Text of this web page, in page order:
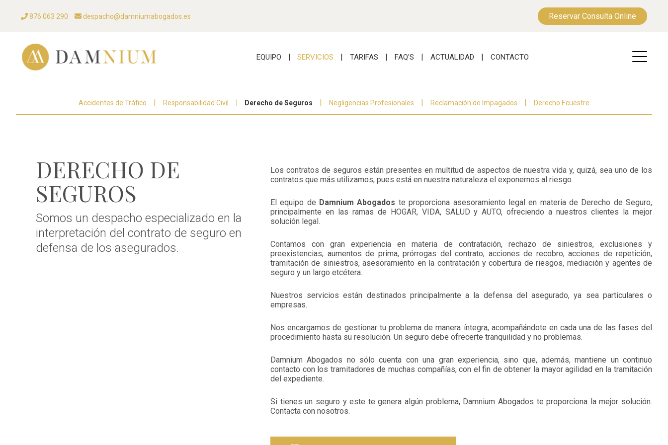
876 063 290 despacho@damniumabogados.es Reservar Consulta Online
EQUIPO SERVICIOS TARIFAS FAQ'S ACTUALIDAD CONTACTO
Accidentes de Tráfico Responsabilidad Civil Derecho de Seguros Negligencias Profesionales Reclamación de Impagados Derecho Ecuestre
DERECHO DE
SEGUROS
Somos un despacho especializado en la
interpretación del contrato de seguro en
defensa de los asegurados.
Los contratos de seguros están presentes en multitud de aspectos de nuestra vida y, quizá, sea uno de los
contratos que más utilizamos, pues está en nuestra naturaleza el exponernos al riesgo.
El equipo de Damnium Abogados te proporciona asesoramiento legal en materia de Derecho de Seguro,
principalmente en las ramas de HOGAR, VIDA, SALUD y AUTO, ofreciendo a nuestros clientes la mejor
solución legal.
Contamos con gran experiencia en materia de contratación, rechazo de siniestros, exclusiones y
preexistencias, aumentos de prima, prórrogas del contrato, acciones de recobro, acciones de repetición,
tramitación de siniestros, asesoramiento en la contratación y cobertura de riesgos, mediación y agentes de
seguro y un largo etcétera.
Nuestros servicios están destinados principalmente a la defensa del asegurado, ya sea particulares o
empresas.
Nos encargamos de gestionar tu problema de manera íntegra, acompañándote en cada una de las fases del
procedimiento hasta su resolución. Un seguro debe ofrecerte tranquilidad y no problemas.
Damnium Abogados no sólo cuenta con una gran experiencia, sino que, además, mantiene un continuo
contacto con los tramitadores de muchas compañías, con el fin de obtener la mayor agilidad en la tramitación
del expediente.
Si tienes un seguro y este te genera algún problema, Damnium Abogados te proporciona la mejor solución.
Contacta con nosotros.